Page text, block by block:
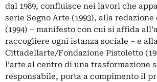
dal 1989, confluisce nei lavori che
serie Segno Arte (1993), alla
(1994) – manifesto con cui si affida
raccogliere ogni istanza sociale – e
Cittadellarte/Fondazione Pistoletto
l’arte al centro di una trasformazione
responsabile, porta a compimento il